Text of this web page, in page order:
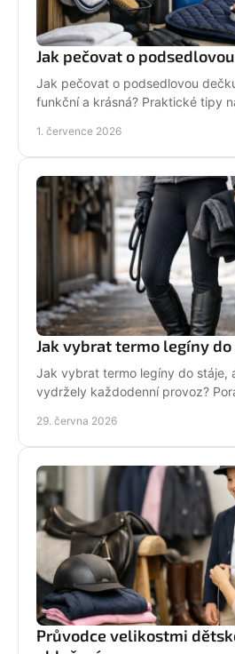
Jak pečovat o
Jak pečovat o podsedlovou
funkční a krásná? Praktické tipy
1. července 2026
Jak vybrat termo legíny
Jak vybrat termo legíny do stáje,
vydržely každodenní provoz?
29. června 2026
Průvodce velikostmi